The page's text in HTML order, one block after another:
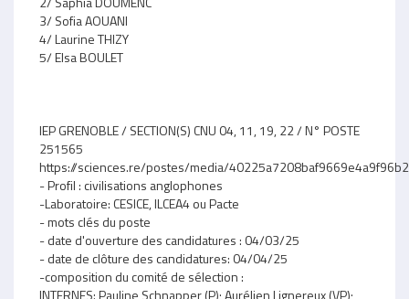
3/ Sofia AOUANI
4/ Laurine THIZY
5/ Elsa BOULET
IEP GRENOBLE / SECTION(S) CNU 04, 11, 19, 22 / N° POSTE
251565
https://sciences.re/postes/media/
- Profil : civilisations anglophones
-Laboratoire: CESICE, ILCEA4 ou Pacte
- mots clés du poste
- date d'ouverture des candidatures : 04/03/25
- date de clôture des candidatures: 04/04/25
-composition du comité de sélection :
INTERNES: Pauline Schnapper (P); Aurélien Lignereux (VP);